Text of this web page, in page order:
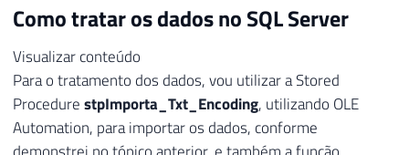
Como tratar os dados no SQL Server
Visualizar conteúdo
Para o tratamento dos dados, vou utilizar a Stored
ProcedurestpImporta_Txt_Encoding, utilizando OLE
Automation, para importar os dados, conforme